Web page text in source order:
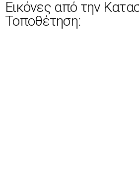
Εικόνες από την
Τοποθέτηση: